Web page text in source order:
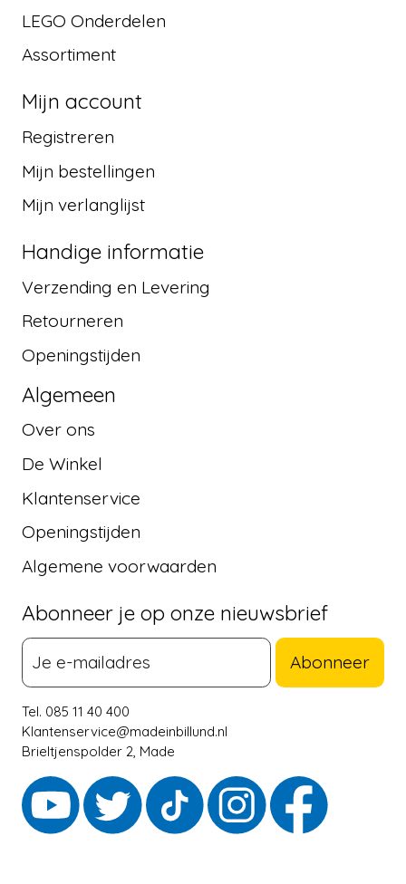
LEGO Onderdelen
Assortiment
Mijn account
Registreren
Mijn bestellingen
Mijn verlanglijst
Handige informatie
Verzending en Levering
Retourneren
Openingstijden
Algemeen
Over ons
De Winkel
Klantenservice
Openingstijden
Algemene voorwaarden
Abonneer je op onze nieuwsbrief
Abonneer
Tel. 085 11 40 400
Klantenservice@madeinbillund.nl
Brieltjenspolder 2, Made